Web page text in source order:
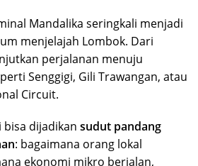
Mandalika seringkali menjadi
menjelajah Lombok. Dari
perjalanan menuju
Senggigi, Gili Trawangan, atau
Circuit.
dijadikan sudut pandang
: bagaimana orang lokal
ekonomi mikro berjalan,